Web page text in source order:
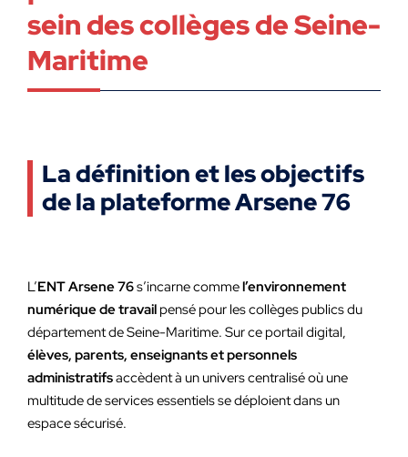
sein des collèges de Seine-
Maritime
La définition et les objectifs
de la plateforme Arsene 76
L’ENT Arsene 76s’incarne commel’environnement
numérique de travail pensé pour les collèges publics du
département de Seine-Maritime. Sur ce portail digital,
élèves, parents, enseignants et personnels
administratifsaccèdent à un univers centralisé où une
multitude de services essentiels se déploient dans un
espace sécurisé.